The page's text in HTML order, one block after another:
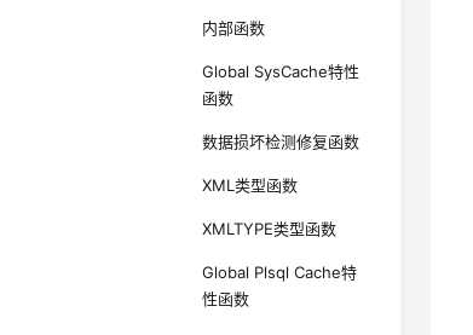
内部函数
Global SysCache特性
函数
数据损坏检测修复函数
XML类型函数
XMLTYPE类型函数
Global Plsql Cache特
性函数